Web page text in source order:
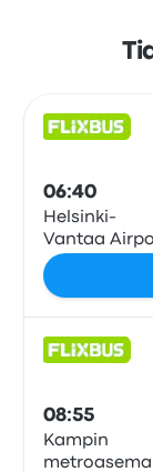
06:40
Helsinki-
Vantaa
08:55
Kampin
metroasema